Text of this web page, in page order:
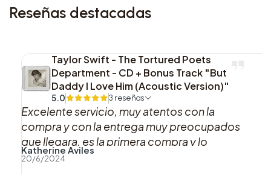
11. PROFIT
13. NISSAN ALTIMA
14. GTFO
15. HUH!
16. SLIDE
Reseñas destacadas
Taylor Swift - The Tortured Poets
Department - CD + Bonus Track "But
Daddy I Love Him (Acoustic Version)"
5.0 3 reseñas
Excelente servicio, muy atentos con la
compra y con la entrega muy preocupados
que llegara, es la primera compra y lo
recomiendo al 100%, gracias
Katherine Aviles
20/6/2024